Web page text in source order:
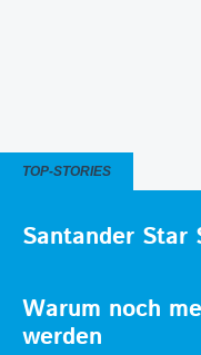
TOP-STORIES
Santander Star
Warum noch
werden